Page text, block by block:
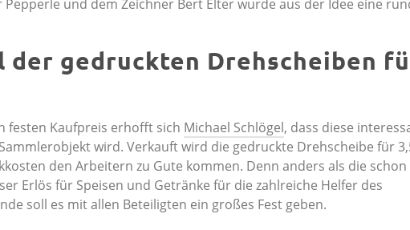
und dem Zeichner Bert Elter wurde aus der Idee eine
der gedruckten Drehscheiben
festen Kaufpreis erhofft sich Michael Schlögel, dass diese
wird. Verkauft wird die gedruckte Drehscheibe für
den Arbeitern zu Gute kommen. Denn anders als die schon
Erlös für Speisen und Getränke für die zahlreiche Helfer des
soll es mit allen Beteiligten ein großes Fest geben.